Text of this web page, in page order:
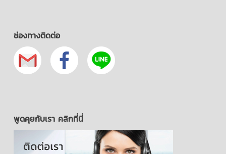
ช่องทางติดต่อ
พูดคุยกับเรา คลิกที่นี่